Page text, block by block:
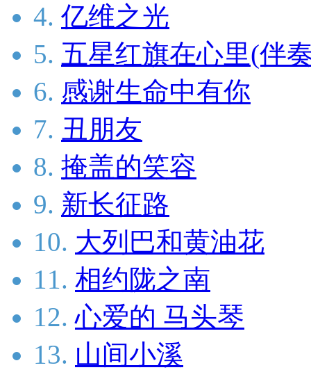
4. 亿维之光
5. 五星红旗在心里(伴
6. 感谢生命中有你
7. 丑朋友
8. 掩盖的笑容
9. 新长征路
10. 大列巴和黄油花
11. 相约陇之南
12. 心爱的 马头琴
13. 山间小溪